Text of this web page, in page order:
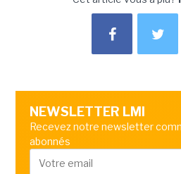
NEWSLETTER LMI
Recevez notre newsletter
abonnés